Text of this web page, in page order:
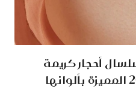
أحجار كريمة
لتزيين إطلالات شتاء 2025 المميزة بألوانها